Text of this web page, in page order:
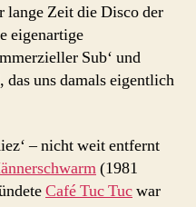
lange Zeit die Disco der
eigenartige
Sub‘ und
das uns damals eigentlich
– nicht weit entfernt
(1981
Café Tuc Tucwar